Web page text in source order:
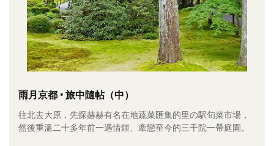
生活風
書房集
日記簿
餐桌週記
享樂隨手拍
雨月京都 • 旅中隨帖（中）
往北去大原，先探赫赫有名在地蔬菜匯集的里の駅旬菜市場，
然後重溫二十多年前一遇情鍾、牽戀至今的三千院一帶庭園。